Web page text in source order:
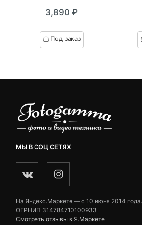
out
based
on
3,890 ₽
Под заказ
МЫ В СОЦ СЕТЯХ
На Яндекс.Маркете — c 10 июня 2014 года.
ОГРНИП 314784710100933
Смотреть отзывы в Я.Маркете